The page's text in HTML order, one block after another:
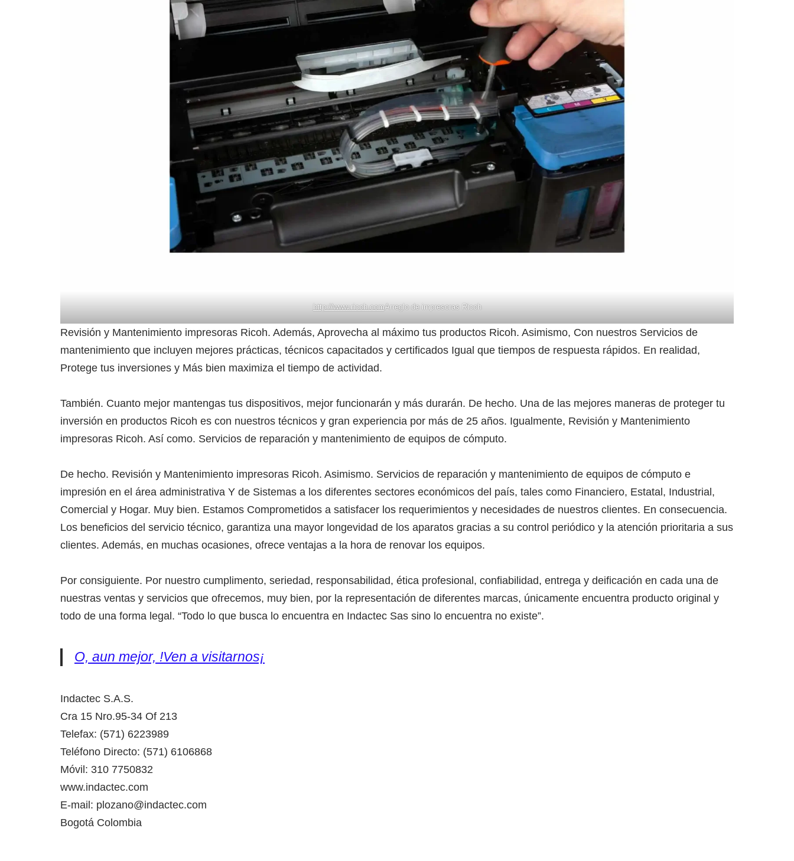
http://www.ricoh.comArreglo de impresoras Ricoh
Revisión y Mantenimiento impresoras Ricoh. Además, Aprovecha al máximo tus productos Ricoh. Asimismo, Con nuestros Servicios de
mantenimiento que incluyen mejores prácticas, técnicos capacitados y certificados Igual que tiempos de respuesta rápidos. En realidad,
Protege tus inversiones y Más bien maximiza el tiempo de actividad.
También. Cuanto mejor mantengas tus dispositivos, mejor funcionarán y más durarán. De hecho. Una de las mejores maneras de proteger tu
inversión en productos Ricoh es con nuestros técnicos y gran experiencia por más de 25 años. Igualmente, Revisión y Mantenimiento
impresoras Ricoh. Así como. Servicios de reparación y mantenimiento de equipos de cómputo.
De hecho. Revisión y Mantenimiento impresoras Ricoh. Asimismo. Servicios de reparación y mantenimiento de equipos de cómputo e
impresión en el área administrativa Y de Sistemas a los diferentes sectores económicos del país, tales como Financiero, Estatal, Industrial,
Comercial y Hogar. Muy bien. Estamos Comprometidos a satisfacer los requerimientos y necesidades de nuestros clientes. En consecuencia.
Los beneficios del servicio técnico, garantiza una mayor longevidad de los aparatos gracias a su control periódico y la atención prioritaria a sus
clientes. Además, en muchas ocasiones, ofrece ventajas a la hora de renovar los equipos.
Por consiguiente. Por nuestro cumplimento, seriedad, responsabilidad, ética profesional, confiabilidad, entrega y deificación en cada una de
nuestras ventas y servicios que ofrecemos, muy bien, por la representación de diferentes marcas, únicamente encuentra producto original y
todo de una forma legal. “Todo lo que busca lo encuentra en Indactec Sas sino lo encuentra no existe”.
O, aun mejor, !Ven a visitarnos¡
Indactec S.A.S.
Cra 15 Nro.95-34 Of 213
Telefax: (571) 6223989
Teléfono Directo: (571) 6106868
Móvil: 310 7750832
www.indactec.com
E-mail: plozano@indactec.com
Bogotá Colombia